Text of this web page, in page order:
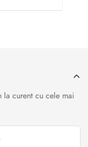
la curent cu cele mai